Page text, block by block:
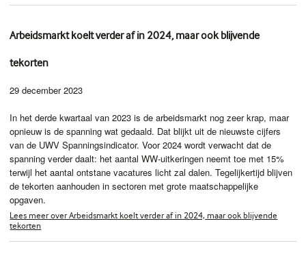
Arbeidsmarkt koelt verder af in 2024, maar ook blijvende
tekorten
29 december 2023
In het derde kwartaal van 2023 is de arbeidsmarkt nog zeer krap, maar
opnieuw is de spanning wat gedaald. Dat blijkt uit de nieuwste cijfers
van de UWV Spanningsindicator. Voor 2024 wordt verwacht dat de
spanning verder daalt: het aantal WW-uitkeringen neemt toe met 15%
terwijl het aantal ontstane vacatures licht zal dalen. Tegelijkertijd blijven
de tekorten aanhouden in sectoren met grote maatschappelijke
opgaven.
Lees meer over Arbeidsmarkt koelt verder af in 2024, maar ook blijvende
tekorten